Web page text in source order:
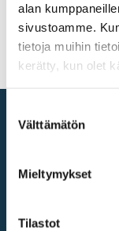
alan
sivustoamme.
tietoja muihin
kerätty, kun olet
valinta
Välttämätön
Mieltymykset
Tilastot
Newsletter
@2026